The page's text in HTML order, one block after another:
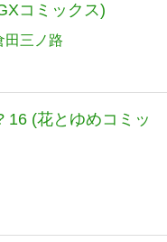
コミックス)
田三ノ路
16 (花とゆめコミッ